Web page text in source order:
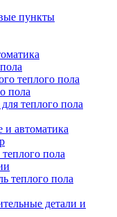
пункты
теплого пола
пола
теплого пола
и автоматика
пола
теплого пола
детали и